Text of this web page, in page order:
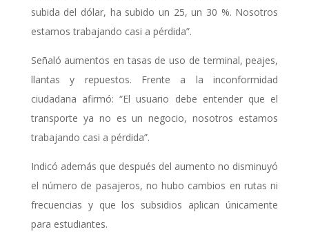
subida del dólar, ha subido un 25, un 30 %. Nosotros
estamos trabajando casi a pérdida”.
Señaló aumentos en tasas de uso de terminal, peajes,
llantas y repuestos. Frente a la inconformidad
ciudadana afirmó: “El usuario debe entender que el
transporte ya no es un negocio, nosotros estamos
trabajando casi a pérdida”.
Indicó además que después del aumento no disminuyó
el número de pasajeros, no hubo cambios en rutas ni
frecuencias y que los subsidios aplican únicamente
para estudiantes.